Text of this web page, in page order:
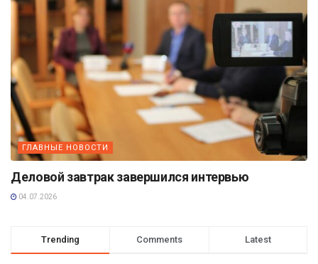
ГЛАВНЫЕ НОВОСТИ
Деловой завтрак завершился интервью
04.07.2026
Trending Comments Latest